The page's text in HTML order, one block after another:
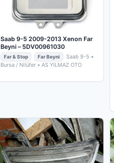
Saab 9-5 2009-2013 Xenon Far
Beyni – 5DV00961030
Far & Stop Far Beyni Saab 9-5 •
Bursa / Nilüfer • AS YILMAZ OTO